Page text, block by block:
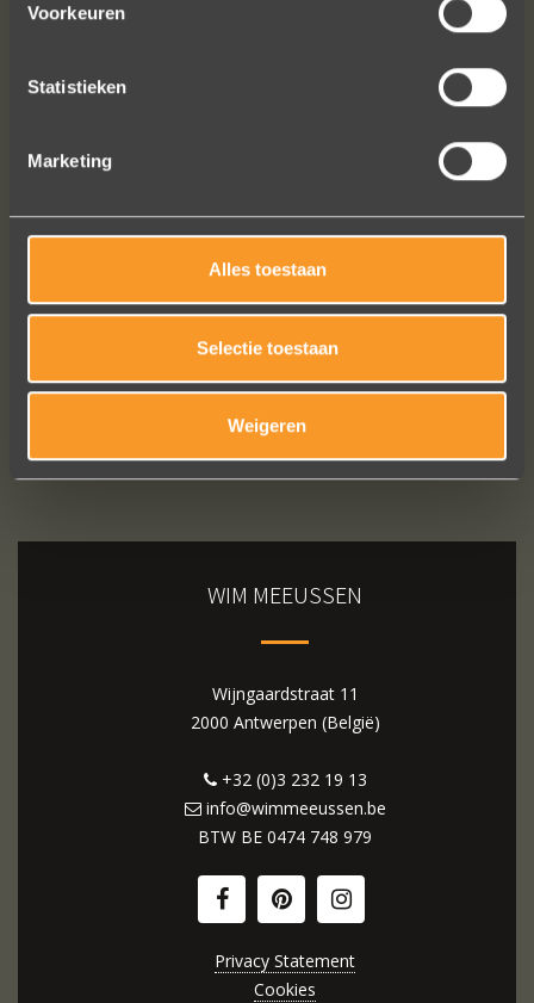
Voorkeuren
Statistieken
Marketing
Alles toestaan
Selectie toestaan
Weigeren
WIM MEEUSSEN
Wijngaardstraat 11
2000 Antwerpen (België)
+32 (0)3 232 19 13
info@wimmeeussen.be
BTW BE 0474 748 979
Privacy Statement
Cookies